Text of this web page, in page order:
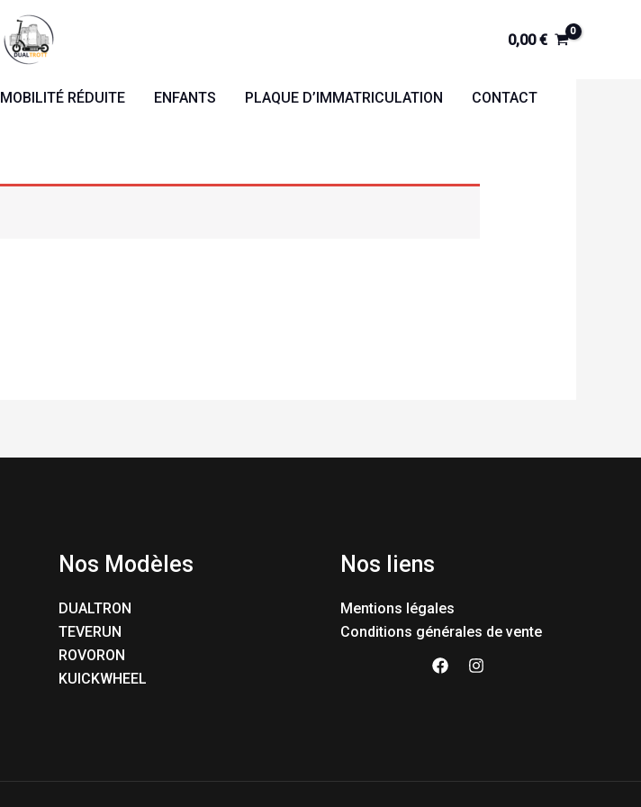
0,00€
MOBILITÉ RÉDUITE ENFANTS PLAQUE D’IMMATRICULATION CONTACT
Nos Modèles
DUALTRON
TEVERUN
ROVORON
KUICKWHEEL
Nos liens
Mentions légales
Conditions générales de vente